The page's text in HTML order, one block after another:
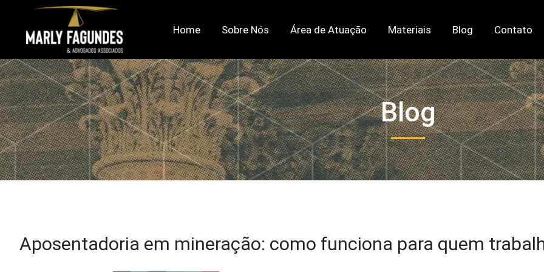
Home Sobre Nós Área de Atuação Materiais Blog Contato
Blog
Aposentadoria em mineração: como funciona para quem